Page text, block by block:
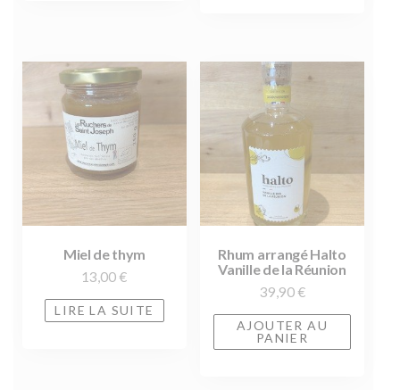
Miel de thym
13,00 €
LIRE LA SUITE
Rhum arrangé Halto
Vanille de la Réunion
39,90 €
AJOUTER AU
PANIER